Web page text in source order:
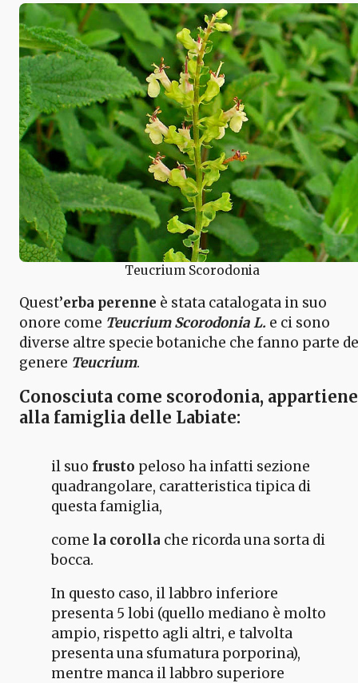
Teucrium Scorodonia
Quest’erba perenne è stata catalogata in suo
onore come Teucrium Scorodonia L. e ci sono
diverse altre specie botaniche che fanno parte
genere Teucrium.
Conosciuta come scorodonia, appartiene
alla famiglia delle Labiate:
il suo frusto peloso ha infatti sezione
quadrangolare, caratteristica tipica di
questa famiglia,
come la corolla che ricorda una sorta di
bocca.
In questo caso, il labbro inferiore
presenta 5 lobi (quello mediano è molto
ampio, rispetto agli altri, e talvolta
presenta una sfumatura porporina),
mentre manca il labbro superiore